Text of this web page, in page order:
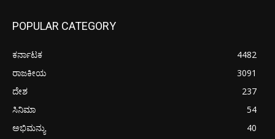
POPULAR CATEGORY
ಕರ್ನಾಟಕ
4482
ರಾಜಕೀಯ
3091
ದೇಶ
237
ಸಿನಿಮಾ
54
ಅಭಿಮನ್ಯು
40